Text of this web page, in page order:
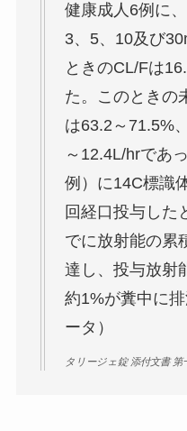
健康成人6例に
3、5、10及び
ときのCL/Fは
た。このときの
は63.2～71.5%
～12.4L/hrであ
例）に14C標識
回経口投与した
でに放射能の累
達し、投与放射
約1%が糞中に
ータ）
タリージェ錠 添付文書 第